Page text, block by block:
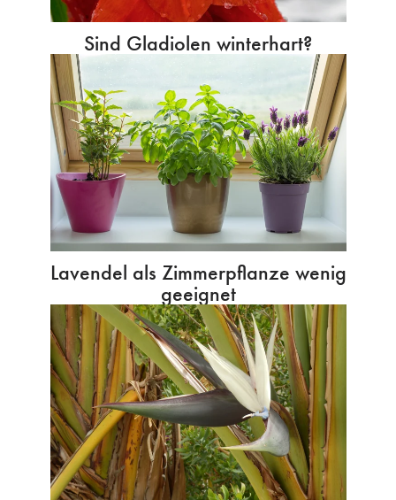
Sind Gladiolen winterhart?
Lavendel als Zimmerpflanze wenig
geeignet